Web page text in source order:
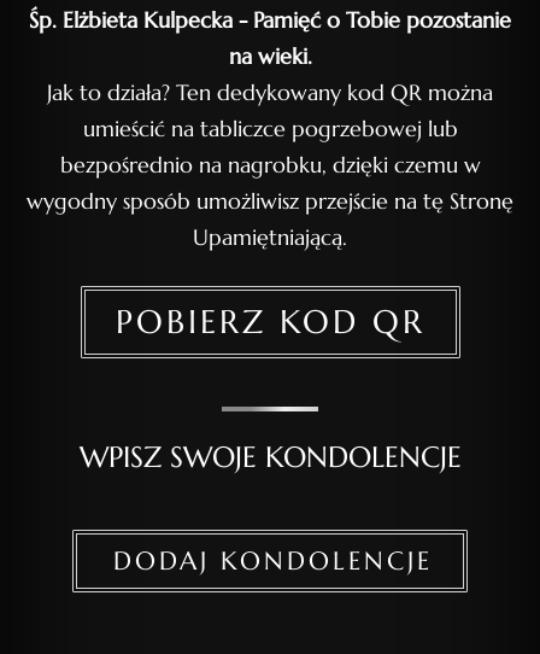
Śp. Elżbieta Kulpecka - Pamięć o Tobie pozostanie
na wieki.
Jak to działa? Ten dedykowany kod QR można
umieścić na tabliczce pogrzebowej lub
bezpośrednio na nagrobku, dzięki czemu w
wygodny sposób umożliwisz przejście na tę Stronę
Upamiętniającą.
POBIERZ KOD QR
WPISZ SWOJE KONDOLENCJE
DODAJ KONDOLENCJE